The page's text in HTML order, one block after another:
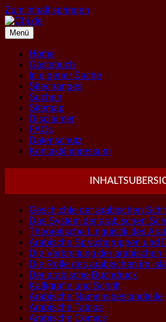
Zum Inhalt springen
Menü
Home
Gästebuch
In eigener Sache
Sitechanges
Suchen
Sitemap
Disclaimer
FAQs
Datenschutz
Kontakt/Impressum
Geschichte der arabischen
Das System der arabischen
Theoretische Linguistik des
Arabische Sprachgruppen und
Die Verbreitung der arabischen
Die Rolle des arabischen im
Der arabische Buchdruck
Kalligrafie und Schrift
Arabische Namensbestandteile
Arabische Tatoos
Arabische Comics